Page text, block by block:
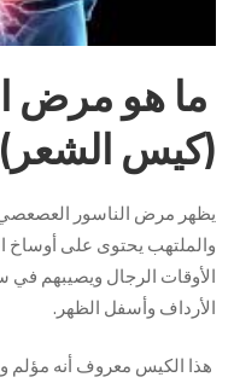
ما هو مرض
(كيس الشعر)
يظهر مرض الناسور
والملتهب يحتوى على
الأوقات الرجال ويصيبهم
الأرداف وأسفل الظهر.
هذا الكيس معروف أنه مؤلم